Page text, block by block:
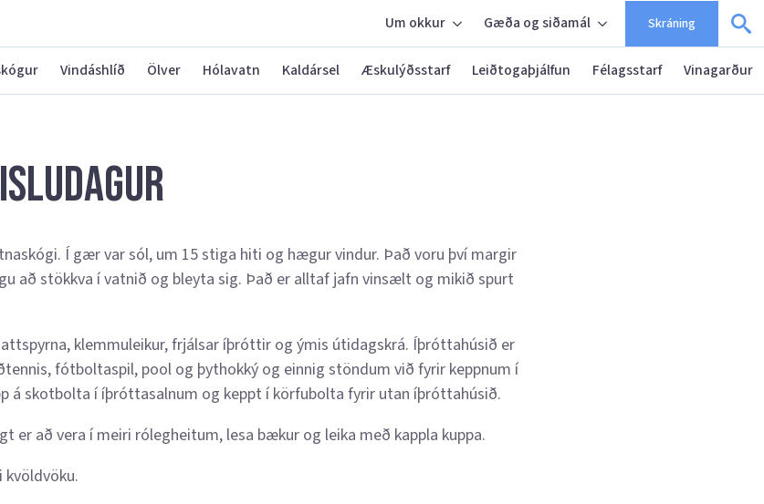
Um okkur Gæða og siðamál Skráning
Vindáshlíð Ölver Hólavatn Kaldársel Æskulýðsstarf Leiðtogaþjálfun Félagsstarf Vinagarður
Í gær var sól, um 15 stiga hiti og hægur vindur. Það voru því margir
að stökkva í vatnið og bleyta sig. Það er alltaf jafn vinsælt og mikið spurt
klemmuleikur, frjálsar íþróttir og ýmis útidagskrá. Íþróttahúsið er
fótboltaspil, pool og þythokký og einnig stöndum við fyrir keppnum í
á skotbolta í íþróttasalnum og keppt í körfubolta fyrir utan íþróttahúsið.
er að vera í meiri rólegheitum, lesa bækur og leika með kappla kuppa.
kvöldvöku.